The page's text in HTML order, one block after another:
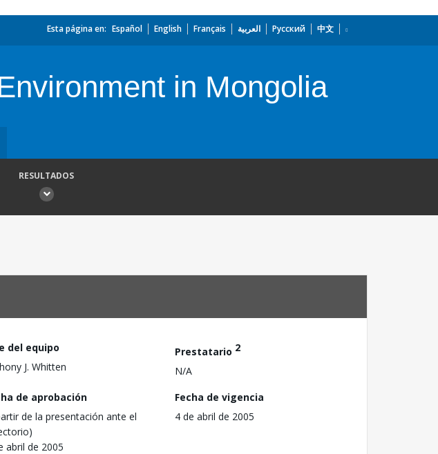
Esta página en: Español English Français العربية Русский 中文
in Mongolia
RESULTADOS
del equipo
J. Whitten
Prestatario 2
N/A
de aprobación
de la presentación ante el
abril de 2005
Fecha de vigencia
4 de abril de 2005